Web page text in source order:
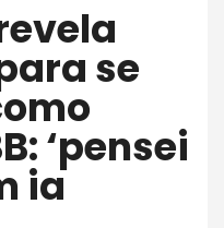
se
‘pensei
ia